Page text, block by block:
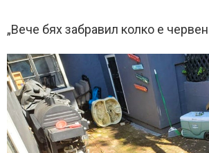
„Вече бях забравил колко е